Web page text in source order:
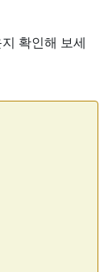
확인해 보세